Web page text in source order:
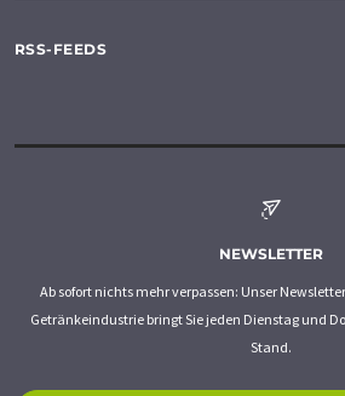
RSS-FEEDS
NEWSLETTER
Ab sofort nichts mehr verpassen: Unser
Getränkeindustrie bringt Sie jeden Dienstag und
Stand.